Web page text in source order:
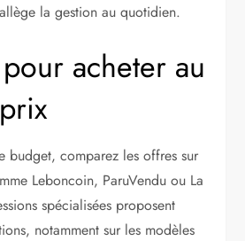
la gestion au quotidien.
acheter au
budget, comparez les offres sur
Leboncoin, ParuVendu ou La
spécialisées proposent
notamment sur les modèles